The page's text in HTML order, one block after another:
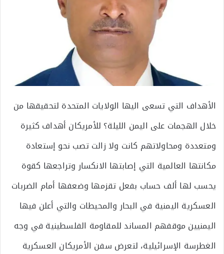
الأهداف التي تسعى اليها الولايات المتحدة لتحقيقها من
خلال الهجمات على اليمن الليلة؟ للأمريكان أهداف كثيرة
ومتعددة ومحاولاتهم كانت ولا زالت تصب نحو إستعادة
مكانتها العالمية التي إصابتها الانكسار وتراجعها كقوة
يحسب لها ألف حساب بفعل تقزمها وضعفها أمام الضربات
العسكرية اليمنية في البحار والمحيطات والتي أعلن فيها
اليمنيين موقفهم المساند للمقاومة الفلسطينية في وجه
الغطرسة الإسرائيلية، لتعرض سفن الأمريكان العسكرية